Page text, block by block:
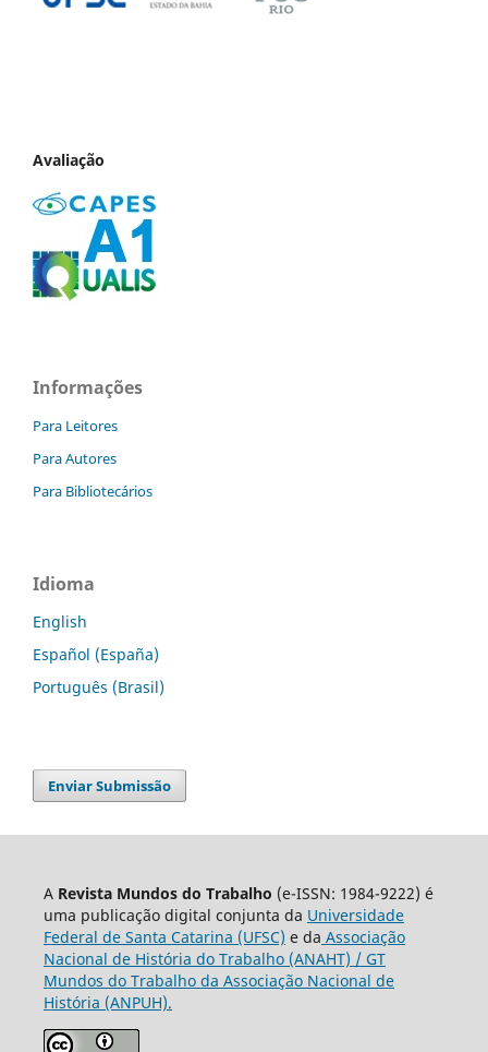
Avaliação
Informações
Para Leitores
Para Autores
Para Bibliotecários
Idioma
English
Español (España)
Português (Brasil)
Enviar Submissão
A Revista Mundos do Trabalho (e-ISSN: 1984-9222) é
uma publicação digital conjunta da Universidade
Federal de Santa Catarina (UFSC) e da Associação
Nacional de História do Trabalho (ANAHT) / GT
Mundos do Trabalho da Associação Nacional de
História (ANPUH).